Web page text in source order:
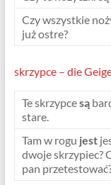
Czy wszystkie
już ostre?
skrzypce – die
Te skrzypcesą
stare.
Tam w rogu jest
dwoje skrzypiec?
pan